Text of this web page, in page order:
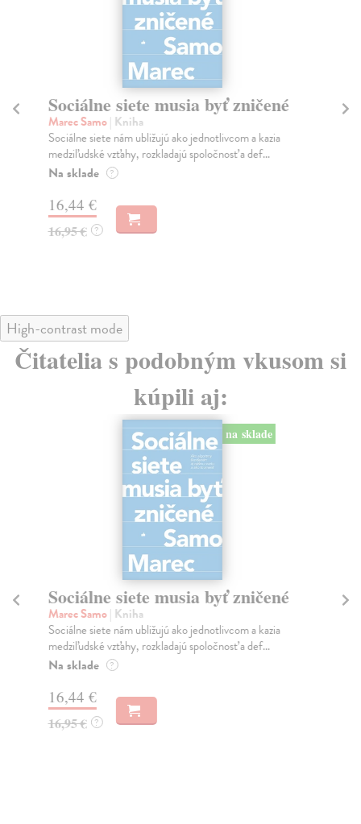
Sociálne siete musia byť zničené
Marec Samo| Kniha
Sociálne siete nám ubližujú ako jednotlivcom a kazia
medziľudské vzťahy, rozkladajú spoločnosť a def...
Na sklade ?
16,44 €
16,95 € ?
High-contrast mode
Čitatelia s podobným vkusom si
kúpili aj:
na sklade
Sociálne siete musia byť zničené
Marec Samo| Kniha
Sociálne siete nám ubližujú ako jednotlivcom a kazia
medziľudské vzťahy, rozkladajú spoločnosť a def...
Na sklade ?
16,44 €
16,95 € ?